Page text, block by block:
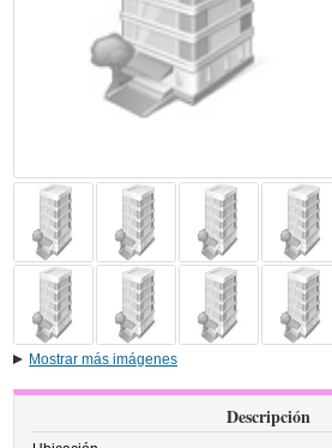
Mostrar más imágenes
Descripción